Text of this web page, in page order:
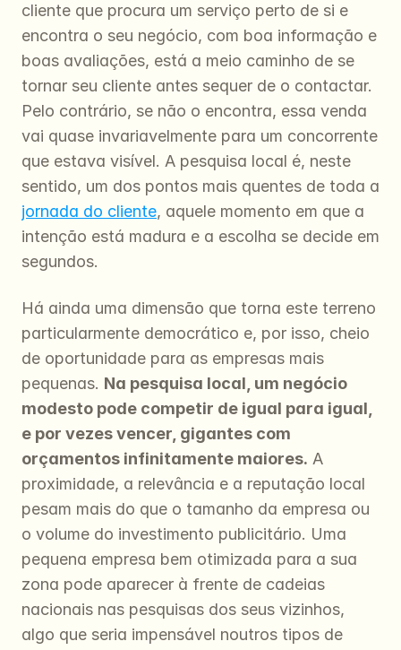
cliente que procura um serviço perto de si e
encontra o seu negócio, com boa informação e
boas avaliações, está a meio caminho de se
tornar seu cliente antes sequer de o contactar.
Pelo contrário, se não o encontra, essa venda
vai quase invariavelmente para um concorrente
que estava visível. A pesquisa local é, neste
jornada do cliente, aquele momento em que a
intenção está madura e a escolha se decide em
segundos.
Há ainda uma dimensão que torna este terreno
particularmente democrático e, por isso, cheio
de oportunidade para as empresas mais
pequenas. Na pesquisa local, um negócio
modesto pode competir de igual para igual,
e por vezes vencer, gigantes com
orçamentos infinitamente maiores. A
proximidade, a relevância e a reputação local
pesam mais do que o tamanho da empresa ou
o volume do investimento publicitário. Uma
pequena empresa bem otimizada para a sua
zona pode aparecer à frente de cadeias
nacionais nas pesquisas dos seus vizinhos,
algo que seria impensável noutros tipos de